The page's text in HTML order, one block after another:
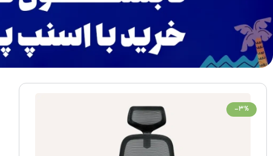
-3%